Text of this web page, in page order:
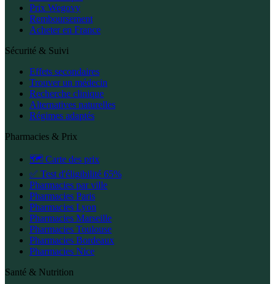
Prix Wegovy
Remboursement
Acheter en France
Sécurité & Suivi
Effets secondaires
Trouver un médecin
Recherche clinique
Alternatives naturelles
Régimes adaptés
Pharmacies & Prix
🗺️ Carte des prix
✅ Test d'éligibilité 65%
Pharmacies par ville
Pharmacies Paris
Pharmacies Lyon
Pharmacies Marseille
Pharmacies Toulouse
Pharmacies Bordeaux
Pharmacies Nice
Santé & Nutrition